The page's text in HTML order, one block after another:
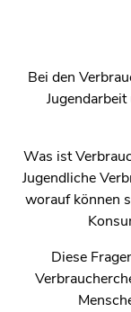
Bei den
Was ist
Jugendliche
worauf können
Diese